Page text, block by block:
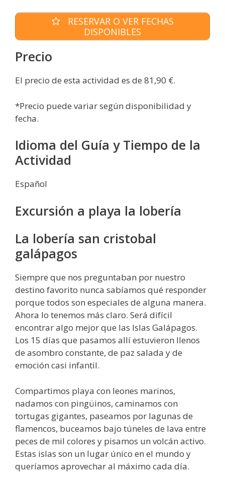
RESERVAR O VER FECHAS
DISPONIBLES
Precio
El precio de esta actividad es de 81,90 €.
*Precio puede variar según disponibilidad y
fecha.
Idioma del Guía y Tiempo de la
Actividad
Español
Excursión a playa la lobería
La lobería san cristobal
galápagos
Siempre que nos preguntaban por nuestro
destino favorito nunca sabíamos qué responder
porque todos son especiales de alguna manera.
Ahora lo tenemos más claro. Será difícil
encontrar algo mejor que las Islas Galápagos.
Los 15 días que pasamos allí estuvieron llenos
de asombro constante, de paz salada y de
emoción casi infantil.
Compartimos playa con leones marinos,
nadamos con pingüinos, caminamos con
tortugas gigantes, paseamos por lagunas de
flamencos, buceamos bajo túneles de lava entre
peces de mil colores y pisamos un volcán activo.
Estas islas son un lugar único en el mundo y
queríamos aprovechar al máximo cada día.